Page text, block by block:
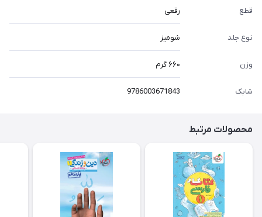
قطع رقعی
نوع جلد شومیز
وزن ۶۶۰ گرم
شابک 9786003671843
محصولات مرتبط